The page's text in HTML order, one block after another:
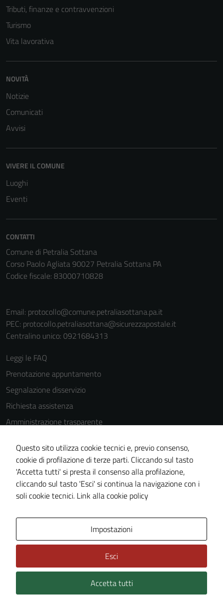
Tributi, finanze e contravvenzioni
Turismo
Vita lavorativa
NOVITÀ
Notizie
Comunicati
Avvisi
VIVERE IL COMUNE
Luoghi
Eventi
CONTATTI
Comune di Petralia Sottana
Corso Paolo Agliata 90027 Petralia Sottana PA
Codice fiscale: 83000710828
Email: protocollo@comune.petraliasottana.pa.it
PEC: protocollo.petraliasottana@sicurezzapostale.it
Centralino unico: 0921684313
Leggi le FAQ
Prenotazione appuntamento
Segnalazione disservizio
Richiesta assistenza
Amministrazione trasparente
Cookie Policy
Note legali
Dichiarazione di accessibilità
Piano di miglioramento del sito
Area Privata
Questo sito utilizza cookie tecnici e, previo consenso,
cookie di profilazione di terze parti. Cliccando sul tasto
'Accetta tutti' si presta il consenso alla profilazione,
cliccando sul tasto 'Esci' si continua la navigazione con i
soli cookie tecnici. Link alla cookie policy
Impostazioni
Esci
Accetta tutti
funzionamento
disabilitati.
personali.